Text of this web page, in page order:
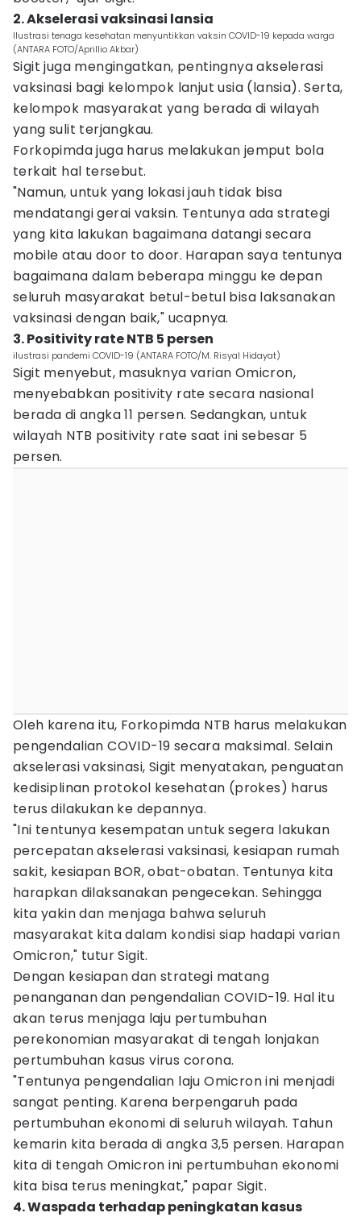
2. Akselerasi vaksinasi lansia
Ilustrasi tenaga kesehatan menyuntikkan vaksin COVID-19 kepada warga
(ANTARA FOTO/Aprillio Akbar)
Sigit juga mengingatkan, pentingnya akselerasi
vaksinasi bagi kelompok lanjut usia (lansia). Serta,
kelompok masyarakat yang berada di wilayah
yang sulit terjangkau.
Forkopimda juga harus melakukan jemput bola
terkait hal tersebut.
"Namun, untuk yang lokasi jauh tidak bisa
mendatangi gerai vaksin. Tentunya ada strategi
yang kita lakukan bagaimana datangi secara
mobile atau door to door. Harapan saya tentunya
bagaimana dalam beberapa minggu ke depan
seluruh masyarakat betul-betul bisa laksanakan
vaksinasi dengan baik," ucapnya.
3. Positivity rate NTB 5 persen
ilustrasi pandemi COVID-19 (ANTARA FOTO/M. Risyal Hidayat)
Sigit menyebut, masuknya varian Omicron,
menyebabkan positivity rate secara nasional
berada di angka 11 persen. Sedangkan, untuk
wilayah NTB positivity rate saat ini sebesar 5
persen.
Oleh karena itu, Forkopimda NTB harus melakukan
pengendalian COVID-19 secara maksimal. Selain
akselerasi vaksinasi, Sigit menyatakan, penguatan
kedisiplinan protokol kesehatan (prokes) harus
terus dilakukan ke depannya.
"Ini tentunya kesempatan untuk segera lakukan
percepatan akselerasi vaksinasi, kesiapan rumah
sakit, kesiapan BOR, obat-obatan. Tentunya kita
harapkan dilaksanakan pengecekan. Sehingga
kita yakin dan menjaga bahwa seluruh
masyarakat kita dalam kondisi siap hadapi varian
Omicron," tutur Sigit.
Dengan kesiapan dan strategi matang
penanganan dan pengendalian COVID-19. Hal itu
akan terus menjaga laju pertumbuhan
perekonomian masyarakat di tengah lonjakan
pertumbuhan kasus virus corona.
"Tentunya pengendalian laju Omicron ini menjadi
sangat penting. Karena berpengaruh pada
pertumbuhan ekonomi di seluruh wilayah. Tahun
kemarin kita berada di angka 3,5 persen. Harapan
kita di tengah Omicron ini pertumbuhan ekonomi
kita bisa terus meningkat," papar Sigit.
4. Waspada terhadap peningkatan kasus